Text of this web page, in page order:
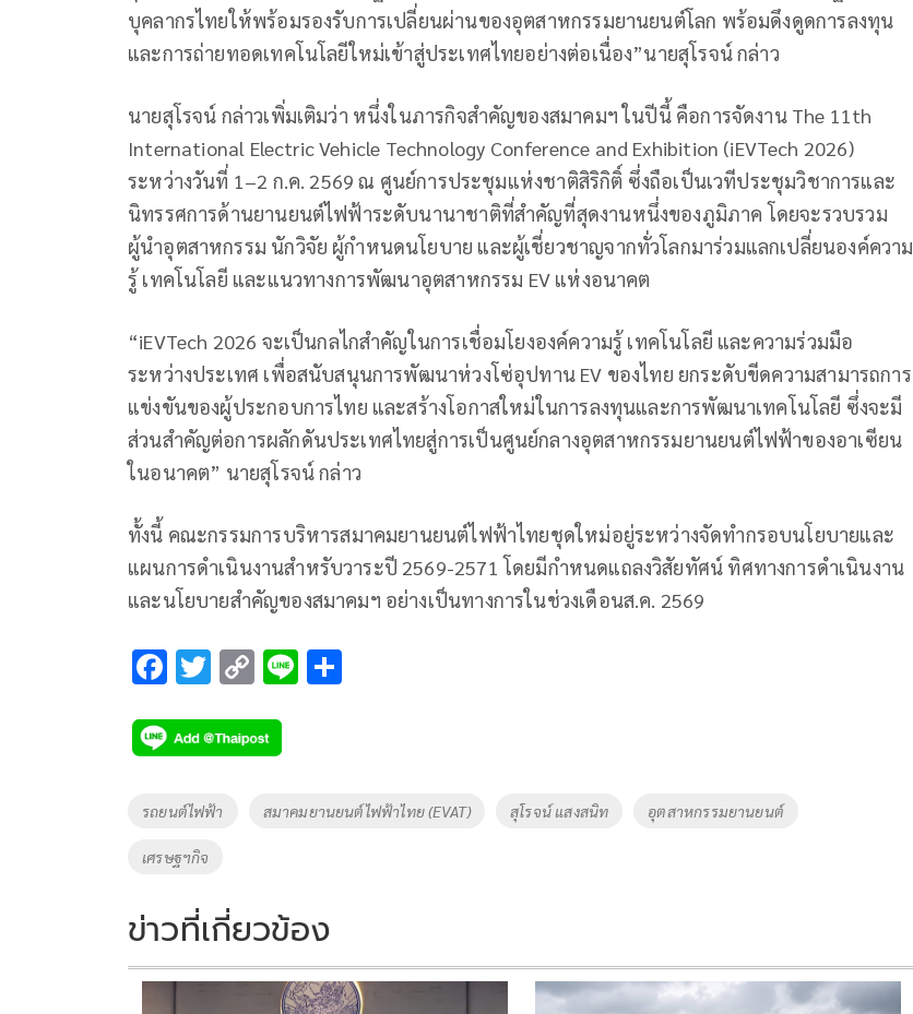
บุคลากรไทยให้พร้อมรองรับการเปลี่ยนผ่านของอุตสาหกรรมยานยนต์โลก พร้อมดึงดูดการลงทุน
และการถ่ายทอดเทคโนโลยีใหม่เข้าสู่ประเทศไทยอย่างต่อเนื่อง”นายสุโรจน์ กล่าว
นายสุโรจน์ กล่าวเพิ่มเติมว่า หนึ่งในภารกิจสำคัญของสมาคมฯ ในปีนี้ คือการจัดงาน The 11th
International Electric Vehicle Technology Conference and Exhibition (iEVTech 2026)
ระหว่างวันที่ 1–2 ก.ค. 2569 ณ ศูนย์การประชุมแห่งชาติสิริกิติ์ ซึ่งถือเป็นเวทีประชุมวิชาการและ
นิทรรศการด้านยานยนต์ไฟฟ้าระดับนานาชาติที่สำคัญที่สุดงานหนึ่งของภูมิภาค โดยจะรวบรวม
ผู้นำอุตสาหกรรม นักวิจัย ผู้กำหนดนโยบาย และผู้เชี่ยวชาญจากทั่วโลกมาร่วมแลกเปลี่ยนองค์ความ
รู้ เทคโนโลยี และแนวทางการพัฒนาอุตสาหกรรม EV แห่งอนาคต
“iEVTech 2026 จะเป็นกลไกสำคัญในการเชื่อมโยงองค์ความรู้ เทคโนโลยี และความร่วมมือ
ระหว่างประเทศ เพื่อสนับสนุนการพัฒนาห่วงโซ่อุปทาน EV ของไทย ยกระดับขีดความสามารถการ
แข่งขันของผู้ประกอบการไทย และสร้างโอกาสใหม่ในการลงทุนและการพัฒนาเทคโนโลยี ซึ่งจะมี
ส่วนสำคัญต่อการผลักดันประเทศไทยสู่การเป็นศูนย์กลางอุตสาหกรรมยานยนต์ไฟฟ้าของอาเซียน
ในอนาคต” นายสุโรจน์ กล่าว
ทั้งนี้ คณะกรรมการบริหารสมาคมยานยนต์ไฟฟ้าไทยชุดใหม่อยู่ระหว่างจัดทำกรอบนโยบายและ
แผนการดำเนินงานสำหรับวาระปี 2569-2571 โดยมีกำหนดแถลงวิสัยทัศน์ ทิศทางการดำเนินงาน
และนโยบายสำคัญของสมาคมฯ อย่างเป็นทางการในช่วงเดือนส.ค. 2569
F
e
b
o
k
T
tt
er
C
p
y
Li
Li
Tags
รถยนต์ไฟฟ้า สมาคมยานยนต์ไฟฟ้าไทย (EVAT) สุโรจน์ แสงสนิท อุตสาหกรรมยานยนต์
เศรษฐฯกิจ
ข่าวที่เกี่ยวข้อง